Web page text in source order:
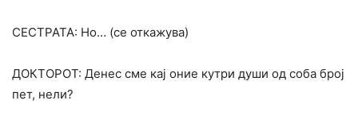
СЕСТРАТА: Но… (се откажува)
ДОКТОРОТ: Денес сме кај оние кутри души од соба број
пет, нели?